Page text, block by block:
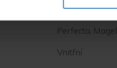
Paradox
Perfecta,
Vnitřní